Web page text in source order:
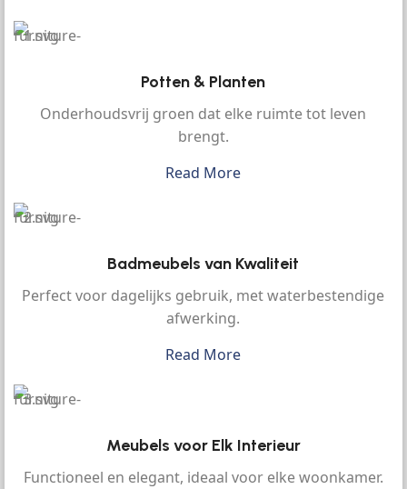
Potten & Planten
Onderhoudsvrij groen dat elke ruimte tot leven
brengt.
Read More
Badmeubels van Kwaliteit
Perfect voor dagelijks gebruik, met waterbestendige
afwerking.
Read More
Meubels voor Elk Interieur
Functioneel en elegant, ideaal voor elke woonkamer.